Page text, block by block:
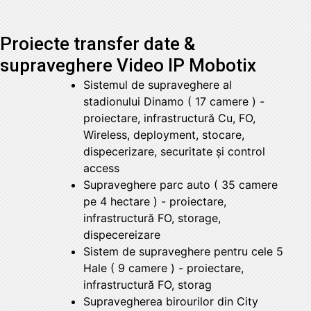
Proiecte transfer date &
supraveghere Video IP Mobotix
Sistemul de supraveghere al
stadionului Dinamo ( 17 camere ) -
proiectare, infrastructură Cu, FO,
Wireless, deployment, stocare,
dispecerizare, securitate și control
access
Supraveghere parc auto ( 35 camere
pe 4 hectare ) - proiectare,
infrastructură FO, storage,
dispecereizare
Sistem de supraveghere pentru cele 5
Hale ( 9 camere ) - proiectare,
infrastructură FO, storag
Supravegherea birourilor din City